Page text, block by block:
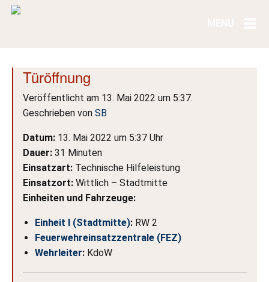
Türöffnung
Veröffentlicht am 13. Mai 2022 um 5:37.
Geschrieben von SB
Datum: 13. Mai 2022 um 5:37 Uhr
Dauer: 31 Minuten
Einsatzart: Technische Hilfeleistung
Einsatzort: Wittlich – Stadtmitte
Einheiten und Fahrzeuge:
Einheit I (Stadtmitte): RW 2
Feuerwehreinsatzzentrale (FEZ)
Wehrleiter: KdoW